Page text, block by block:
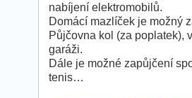
nabíjení elektromobilů.
Domácí mazlíček je možný
Půjčovna kol (za poplatek),
garáži.
Dále je možné zapůjčení
tenis…